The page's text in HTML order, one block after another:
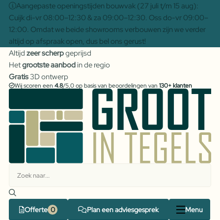
Aangepaste openingstijden bouwvak (27 juli t/m 15 aug):
Cuijk di-vr 08:00–12:30 & za 09:00–12:30. Oss do-vr 09:00–
12:00. Omdat we beide showrooms verbouwen zijn we verder
altijd op afspraak open, dus bel ons gerust!
Altijd zeer scherpgeprijsd
Hetgrootste aanbodin de regio
Gratis3D ontwerp
Wij scoren een 4.8/5,0 op basis van beoordelingen van 130+ klanten
Offerte Plan een adviesgesprek Menu